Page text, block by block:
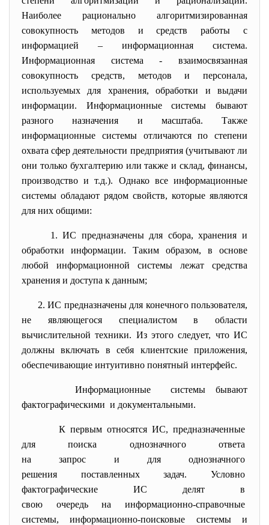
Наиболее рационально алгоритмизированная
совокупность методов и средств работы с
информацией – информационная система.
Информационная система - взаимосвязанная
совокупность средств, методов и персонала,
используемых для хранения, обработки и выдачи
информации. Информационные системы бывают
разного назначения и масштаба. Также
информационные системы отличаются по степени
охвата сфер деятельности предприятия (учитывают ли
они только бухгалтерию или также и склад, финансы,
производство и т.д.). Однако все информационные
системы обладают рядом свойств, которые являются
для них общими:
1. ИС предназначены для сбора, хранения и
обработки информации. Таким образом, в основе
любой информационной системы лежат средства
хранения и доступа к данным;
2. ИС предназначены для конечного пользователя,
не являющегося специалистом в области
вычислительной техники. Из этого следует, что ИС
должны включать в себя клиентские приложения,
обеспечивающие интуитивно понятный интерфейс.
Информационные системы бывают
фактографическими и документальными.
К первым относятся ИС, предназначенные
для поиска однозначного ответа
на запрос и для однозначного
решения поставленных задач. Условно
фактографические ИС делят в
свою очередь на информационно-справочные
системы, информационно-поисковые системы и